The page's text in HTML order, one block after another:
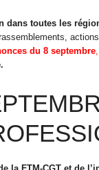
dans toutes les
du 8 septembre,